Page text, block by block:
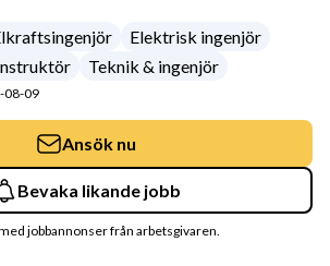
Elektrisk ingenjör
Teknik & ingenjör
08-09
Ansök nu
Bevaka likande jobb
jobbannonser från arbetsgivaren.